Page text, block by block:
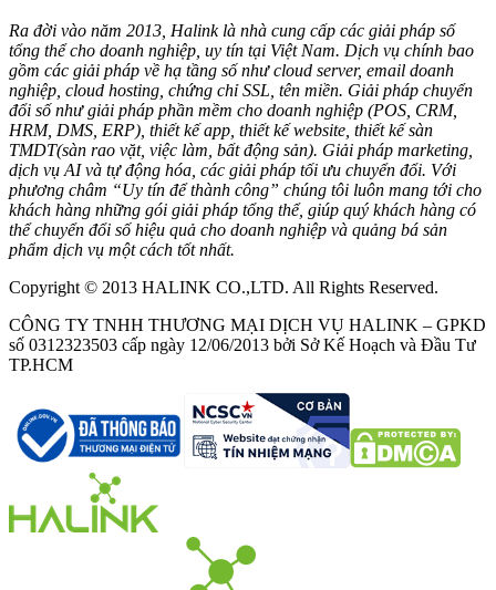
Ra đời vào năm 2013, Halink là nhà cung cấp các giải pháp số
tổng thể cho doanh nghiệp, uy tín tại Việt Nam. Dịch vụ chính bao
gồm các giải pháp về hạ tầng số như cloud server, email doanh
nghiệp, cloud hosting, chứng chỉ SSL, tên miền. Giải pháp chuyển
đổi số như giải pháp phần mềm cho doanh nghiệp (POS, CRM,
HRM, DMS, ERP), thiết kế app, thiết kế website, thiết kế sàn
TMDT(sàn rao vặt, việc làm, bất động sản). Giải pháp marketing,
dịch vụ AI và tự động hóa, các giải pháp tối ưu chuyển đổi. Với
phương châm “Uy tín để thành công” chúng tôi luôn mang tới cho
khách hàng những gói giải pháp tổng thể, giúp quý khách hàng có
thể chuyển đổi số hiệu quả cho doanh nghiệp và quảng bá sản
phẩm dịch vụ một cách tốt nhất.
Copyright © 2013 HALINK CO.,LTD. All Rights Reserved.
CÔNG TY TNHH THƯƠNG MẠI DỊCH VỤ HALINK – GPKD
số 0312323503 cấp ngày 12/06/2013 bởi Sở Kế Hoạch và Đầu Tư
TP.HCM